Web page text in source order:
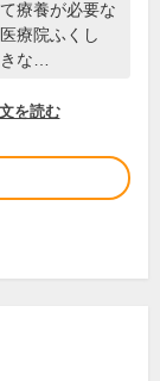
療養が必要な
療院ふくし
きな…
を読む